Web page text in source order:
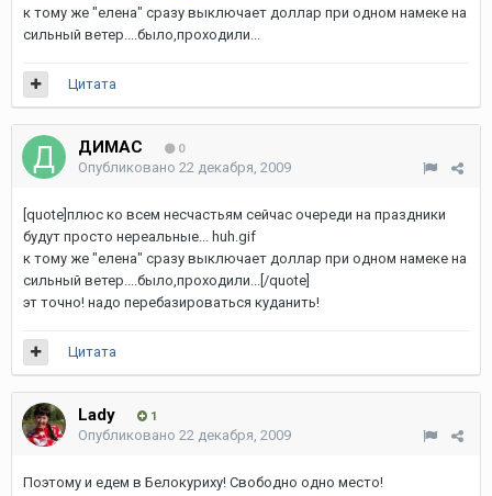
к тому же "елена" сразу выключает доллар при одном намеке на
сильный ветер....было,проходили...
Цитата
ДИМАС 0
Опубликовано 22 декабря, 2009
[quote]плюс ко всем несчастьям сейчас очереди на праздники
будут просто нереальные... huh.gif
к тому же "елена" сразу выключает доллар при одном намеке на
сильный ветер....было,проходили...[/quote]
эт точно! надо перебазироваться куданить!
Цитата
Lady 1
Опубликовано 22 декабря, 2009
Поэтому и едем в Белокуриху! Свободно одно место!